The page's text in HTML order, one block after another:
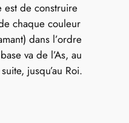
est de construire
chaque couleur
dans l’ordre
va de l’As, au
jusqu’au Roi.